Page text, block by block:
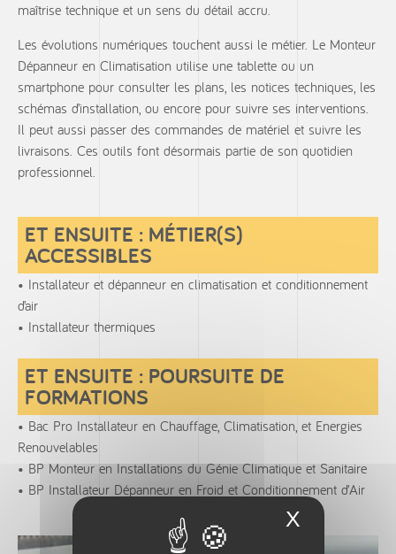
X
maîtrise technique et un sens du détail accru.
Les évolutions numériques touchent aussi le métier. Le Monteur
Dépanneur en Climatisation utilise une tablette ou un
smartphone pour consulter les plans, les notices techniques, les
schémas d’installation, ou encore pour suivre ses interventions.
Il peut aussi passer des commandes de matériel et suivre les
livraisons. Ces outils font désormais partie de son quotidien
professionnel.
ET ENSUITE : MÉTIER(S)
ACCESSIBLES
Installateur et dépanneur en climatisation et conditionnement
d’air
Installateur thermiques
ET ENSUITE : POURSUITE DE
FORMATIONS
Bac Pro Installateur en Chauffage, Climatisation, et Energies
Renouvelables
BP Monteur en Installations du Génie Climatique et Sanitaire
BP Installateur Dépanneur en Froid et Conditionnement d’Air